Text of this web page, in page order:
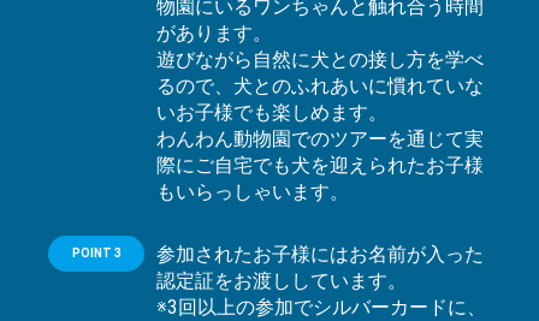
物園にいるワンちゃんと触れ合う時間
があります。
遊びながら自然に犬との接し方を学べ
るので、犬とのふれあいに慣れていな
いお子様でも楽しめます。
わんわん動物園でのツアーを通じて実
際にご自宅でも犬を迎えられたお子様
もいらっしゃいます。
POINT 3
参加されたお子様にはお名前が入った
認定証をお渡ししています。
※3回以上の参加でシルバーカードに、